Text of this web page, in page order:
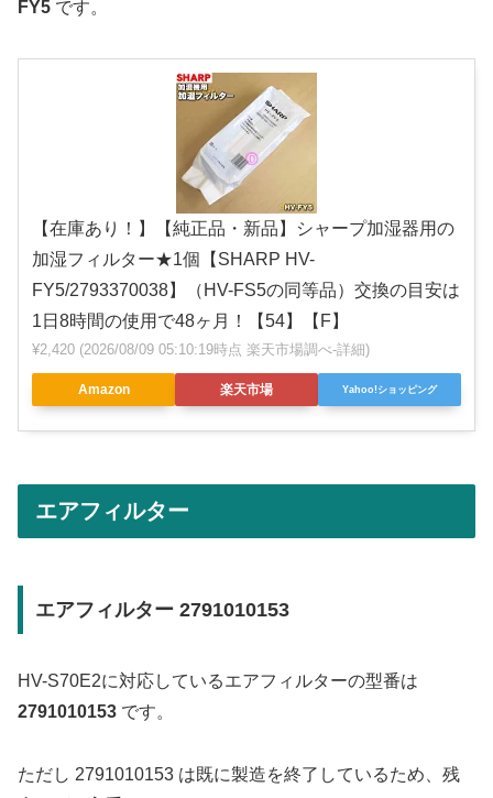
FY5 です。
【在庫あり！】【純正品・新品】シャープ加湿器用の
加湿フィルター★1個【SHARP HV-
FY5/2793370038】（HV-FS5の同等品）交換の目安は
1日8時間の使用で48ヶ月！【54】【F】
¥2,420 (2026/08/09 05:10:19時点 楽天市場調べ-詳細)
Amazon 楽天市場 Yahoo!ショッピング
エアフィルター
エアフィルター 2791010153
HV-S70E2に対応しているエアフィルターの型番は
2791010153 です。
ただし 2791010153 は既に製造を終了しているため、残